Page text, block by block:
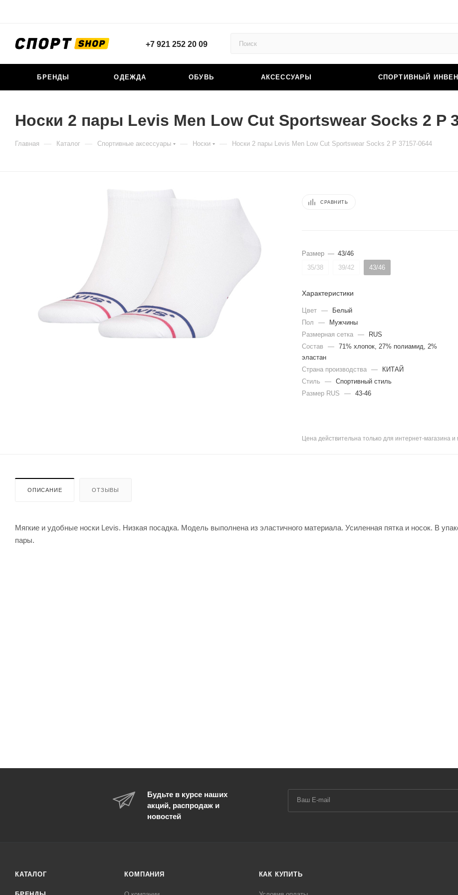
+7 921 252 20 09
БРЕНДЫ ОДЕЖДА ОБУВЬ АКСЕССУАРЫ СПОРТИВНЫЙ
Носки 2 пары Levis Men Low Cut Sportswear Socks 2 P
Главная — Каталог — Спортивные аксессуары — Носки — Носки 2 пары Levis Men Low Cut Sportswear Socks 2 P 37157-0644
СРАВНИТЬ
Размер — 43/46
35/38
39/42 43/46
Характеристики
Цвет —
Белый
Пол
—
Мужчины
Размерная сетка
—
RUS
Состав
—
71% хлопок, 27% полиамид, 2%
эластан
Страна производства
—
КИТАЙ
Стиль
—
Спортивный стиль
Размер RUS
— 43-46
Цена действительна только для интернет-магазина
ОПИСАНИЕ ОТЗЫВЫ
Мягкие и удобные носки Levis. Низкая посадка. Модель выполнена из эластичного материала. Усиленная пятка и носок. В
пары.
Будьте в курсе наших
акций, распродаж и
новостей
КАТАЛОГ КОМПАНИЯ КАК КУПИТЬ